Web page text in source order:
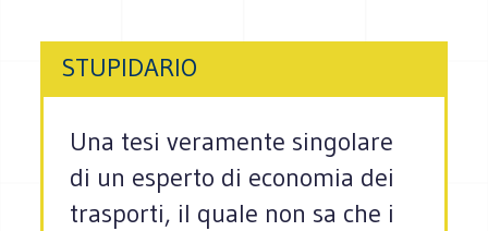
STUPIDARIO
Una tesi veramente singolare
di un esperto di economia dei
trasporti, il quale non sa che i